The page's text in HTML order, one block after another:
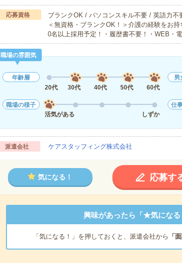
応募資格
ブランクOK / パソコンスキル不要 / 英語力不
＜無資格・ブランクOK！＞介護の経験をお
0名以上採用予定！・履歴書不要！・WEB・
職場の雰囲気
年齢層
20代
30代 40代 50代 60代
男
職場の様子
活気がある
しずか
仕
派遣会社 ケアスタッフィング株式会社
気になる！ 応募す
興味があったら「★気になる
「気になる！」を押しておくと、派遣会社から 「